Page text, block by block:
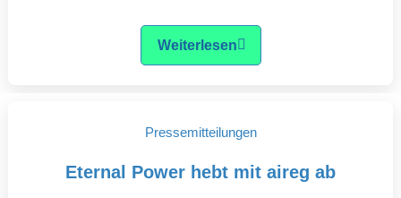
Weiterlesen
Pressemitteilungen
Eternal Power hebt mit aireg ab